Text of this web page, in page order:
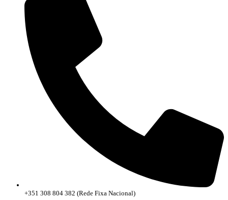
+351 308 804 382 (Rede Fixa Nacional)